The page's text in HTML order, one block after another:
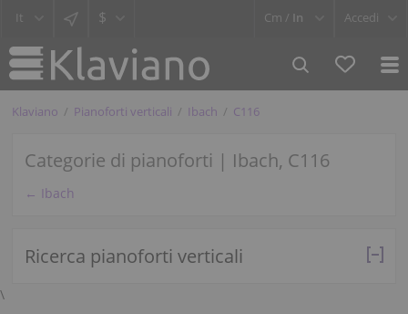
$ Cm / In Accedi
Klaviano Pianoforti verticali Ibach C116
Categorie di pianoforti | Ibach, C116
← Ibach
Ricerca pianoforti verticali
\